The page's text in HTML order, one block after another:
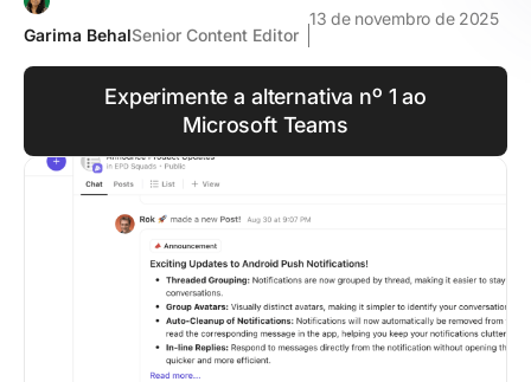
Garima BehalSenior Content Editor
13 de novembro de 2025
Experimente a alternativa nº 1 ao
Microsoft Teams